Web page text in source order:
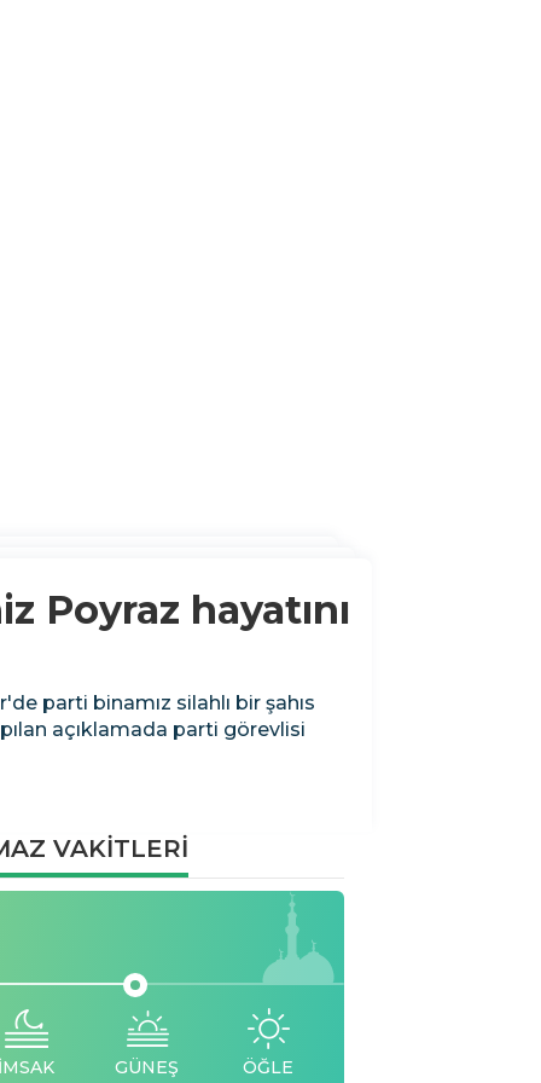
Poyraz hayatını
parti binamız silahlı bir şahıs
açıklamada parti görevlisi
VAKİTLERİ
İMSAK GÜNEŞ ÖĞLE